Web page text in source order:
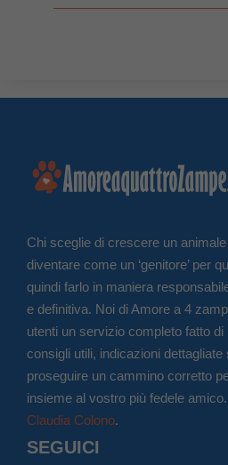
Chi sceglie di crescere un
diventare come un ‘genitore’ per
quindi farlo in maniera
e definitiva. Noi di Amore a 4
utenti un servizio completo fatto
consigli utili, indicazioni
proseguire un cammino corretto
insieme al vostro più fedele
Claudia Colono.
SEGUICI